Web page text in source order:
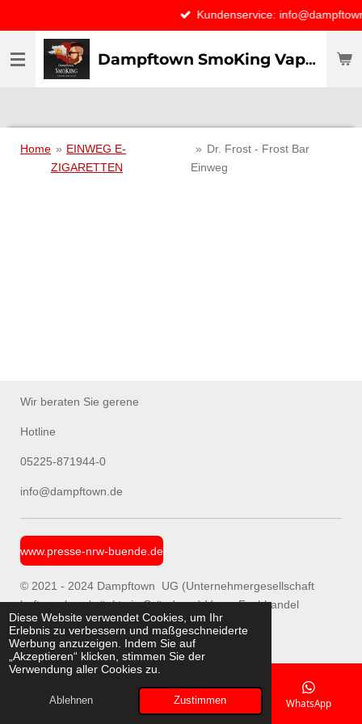
Diese Website verwendet Cookies, um Ihr
Erlebnis zu verbessern und maßgeschneiderte
Werbung anzuzeigen. Indem Sie auf
„Akzeptieren“ klicken, stimmen Sie der
Verwendung aller Cookies zu.
Ablehnen Zustimmen
Hauptinhalt
springen
Dampftown SmoKing Vapor specialist & CO / VAPE ONLY THE BEST
Kundenservice: info@dampftown.de
Home » EINWEG E-
ZIGARETTEN
» Dr. Frost - Frost Bar
Einweg
Wir beraten Sie gerene
Hotline
05225-871944-0
info@dampftown.de
www.presse-nrw-buende.de
© 2021 - 2024 Dampftown UG (Unternehmergesellschaft
haftungsbeschränkt in Gründung ) Vapor Fachhandel
Spenge/ Online Shop
E-Mail Karte WhatsApp